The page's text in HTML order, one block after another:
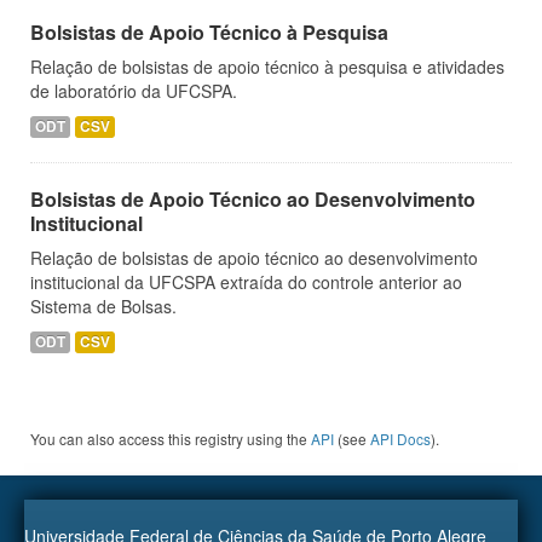
Bolsistas de Apoio Técnico à Pesquisa
Relação de bolsistas de apoio técnico à pesquisa e atividades
de laboratório da UFCSPA.
ODT CSV
Bolsistas de Apoio Técnico ao Desenvolvimento
Institucional
Relação de bolsistas de apoio técnico ao desenvolvimento
institucional da UFCSPA extraída do controle anterior ao
Sistema de Bolsas.
ODT CSV
You can also access this registry using the API (see API Docs).
Universidade Federal de Ciências da Saúde de Porto Alegre